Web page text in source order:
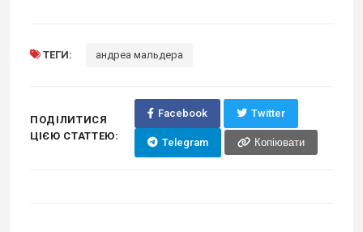
ТЕГИ: андреа мальдера
ПОДІЛИТИСЯ
ЦІЄЮ СТАТТЕЮ:
Facebook Twitter
Telegram Копіювати